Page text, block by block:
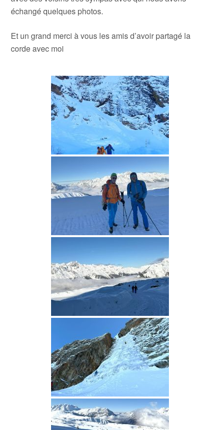
échangé quelques photos.
Et un grand merci à vous les amis d’avoir partagé la
corde avec moi